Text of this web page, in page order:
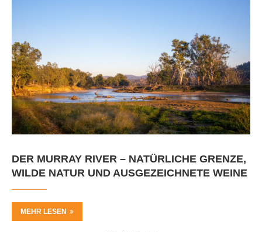
DER MURRAY RIVER – NATÜRLICHE GRENZE,
WILDE NATUR UND AUSGEZEICHNETE WEINE
MEHR LESEN